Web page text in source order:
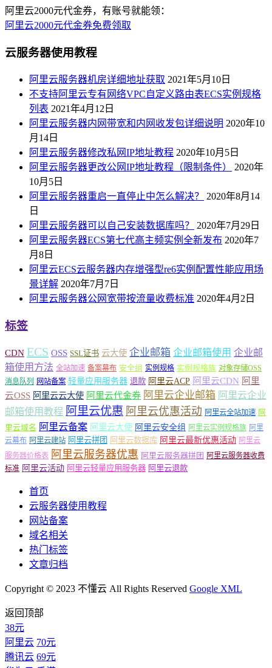
阿里云2000元代金券，有账号就能领：
阿里云2000元代金券免费领取
云服务器使用教程
阿里云服务器机房详细地址获取 2021年5月10日
不支持阿里云专有网络VPC自定义路由表ECS实例规格
列表 2021年4月12日
阿里云服务器内网带宽和内网收发包详细说明 2020年10
月14日
阿里云服务器修改私网IP地址教程 2020年10月5日
阿里云服务器更改公网IP地址教程（限制条件）
2020年
10月5日
阿里云服务器重启一直停止中怎么解决？
2020年8月14
日
阿里云服务器可以自己安装数据库吗？
2020年7月29日
阿里云服务器ECS第七代高主频实例全新发布 2020年7
月8日
阿里云ECS云服务器内存增强型re6实例配置性能应用场
景详解 2020年7月7日
阿里云服务器公网宽带按流量收费标准 2020年4月2日
标签
CDN ECS OSS SSL证书 云大使 企业邮箱 企业邮箱使用 企业邮
箱使用方法 全站加速 备案幕布 安全组 实例规格 实例规格族 对象存储OSS
消息队列
网站备案 轻量应用服务器 退款 阿里云ACP 阿里云CDN 阿里
云OSS 阿里云云大使 阿里云代金券 阿里云企业邮箱 阿里云企业
邮箱使用教程 阿里云优惠 阿里云优惠活动 阿里云全站加速 阿
里云域名 阿里云备案 阿里云大使 阿里云安全组 阿里云实例规格族 阿里
云幕布 阿里云建站 阿里云拼团 阿里云数据库 阿里云最新优惠活动 阿里云
服务器价格表 阿里云服务器优惠 阿里云服务器拼团 阿里云服务器收费
标准 阿里云活动 阿里云轻量应用服务器 阿里云退款
首页
云服务器使用教程
网站备案
域名相关
热门标签
文章归档
Copyright © 2023 不懂云 All Rights Reserved Google XML
返回顶部
38元
阿里云 70元
腾讯云 69元